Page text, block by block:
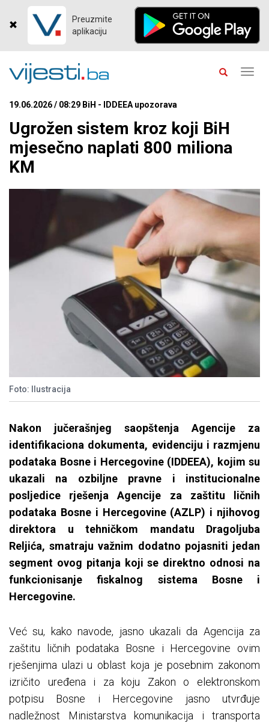
Preuzmite
aplikaciju
19.06.2026 / 08:29 BiH - IDDEEA upozorava
Ugrožen sistem kroz koji BiH
mjesečno naplati 800 miliona
KM
Foto: Ilustracija
Nakon jučerašnjeg saopštenja Agencije za
identifikaciona dokumenta, evidenciju i razmjenu
podataka Bosne i Hercegovine (IDDEEA), kojim su
ukazali na ozbiljne pravne i institucionalne
posljedice rješenja Agencije za zaštitu ličnih
podataka Bosne i Hercegovine (AZLP) i njihovog
direktora u tehničkom mandatu Dragoljuba
Reljića, smatraju važnim dodatno pojasniti jedan
segment ovog pitanja koji se direktno odnosi na
funkcionisanje fiskalnog sistema Bosne i
Hercegovine.
Već su, kako navode, jasno ukazali da Agencija za
zaštitu ličnih podataka Bosne i Hercegovine ovim
rješenjima ulazi u oblast koja je posebnim zakonom
izričito uređena i za koju Zakon o elektronskom
potpisu Bosne i Hercegovine jasno utvrđuje
nadležnost Ministarstva komunikacija i transporta